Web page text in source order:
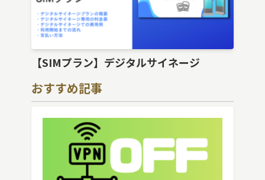
【SIMプラン】デジタルサイネージ
おすすめ記事